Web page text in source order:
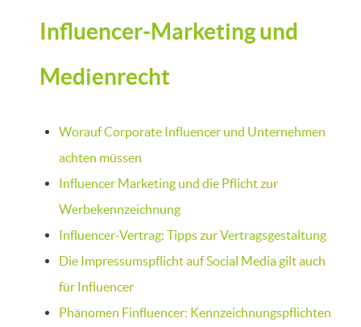
Influencer-Marketing und
Medienrecht
Worauf Corporate Influencer und Unternehmen
achten müssen
Influencer Marketing und die Pflicht zur
Werbekennzeichnung
Influencer-Vertrag: Tipps zur Vertragsgestaltung
Die Impressumspflicht auf Social Media gilt auch
für Influencer
Phänomen Finfluencer: Kennzeichnungspflichten